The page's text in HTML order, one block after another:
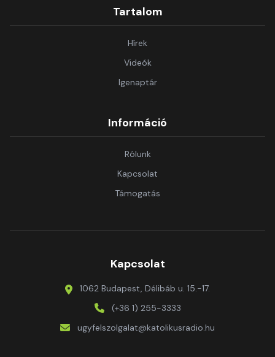
Tartalom
Hírek
Videók
Igenaptár
Információ
Rólunk
Kapcsolat
Támogatás
Kapcsolat
1062 Budapest, Délibáb u. 15.-17.
(+36 1) 255-3333
ugyfelszolgalat@katolikusradio.hu